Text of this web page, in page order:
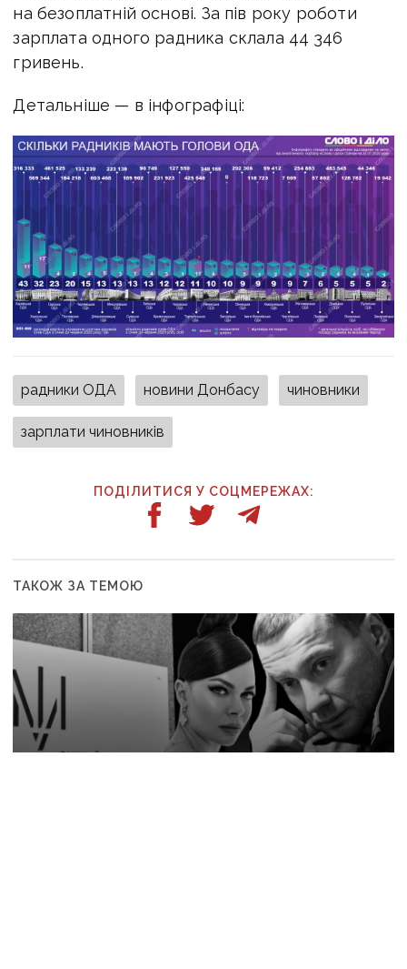
на безоплатній основі. За пів року роботи
зарплата одного радника склала 44 346
гривень.
Детальніше — в інфографіці:
радники ОДА новини Донбасу чиновники
зарплати чиновників
ПОДІЛИТИСЯ У СОЦМЕРЕЖАХ:
ТАКОЖ ЗА ТЕМОЮ
6 серпня, 14:00